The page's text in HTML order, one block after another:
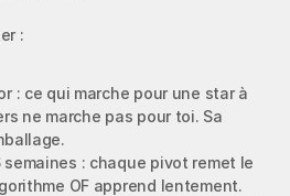
:
: ce qui marche pour une star à
ne marche pas pour toi. Sa
: chaque pivot remet le
OF apprend lentement.